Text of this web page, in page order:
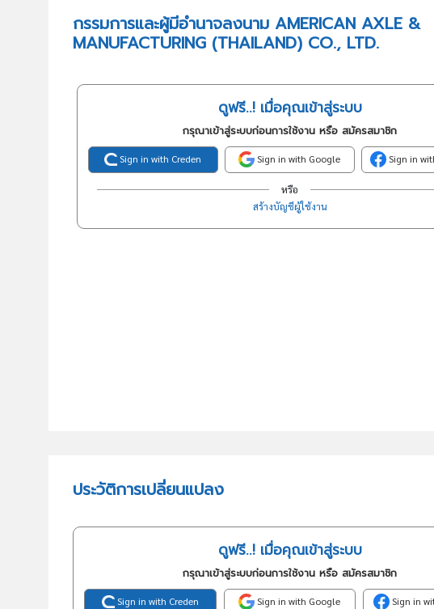
กรรมการและผู้มีอำนาจลงนาม AMERICAN AXLE &
MANUFACTURING (THAILAND) CO., LTD.
ดูฟรี..! เมื่อคุณเข้าสู่ระบบ
กรุณาเข้าสู่ระบบก่อนการใช้งาน หรือ สมัครสมาชิก
Sign in with Creden Sign in with Google Sign in
หรือ
สร้างบัญชีผู้ใช้งาน
ประวัติการเปลี่ยนแปลง
ดูฟรี..! เมื่อคุณเข้าสู่ระบบ
กรุณาเข้าสู่ระบบก่อนการใช้งาน หรือ สมัครสมาชิก
Sign in with Creden Sign in with Google Sign in